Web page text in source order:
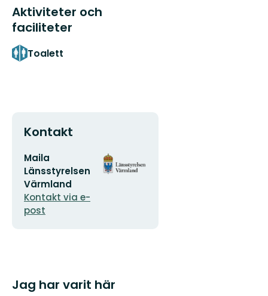
Aktiviteter och
faciliteter
Toalett
Kontakt
E-
postadress
Maila
Länsstyrelsen
Värmland
Kontakt via e-
post
Organisationens
logotyp
Jag har varit här